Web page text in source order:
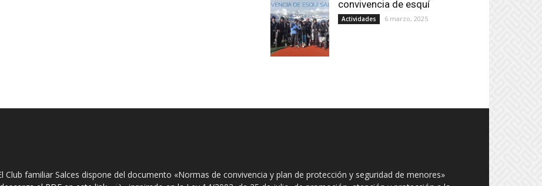
convivencia de esquí
Actividades 6 marzo, 2025
Club familiar Salces dispone del documento «Normas de convivencia y plan de protección y seguridad de menores»